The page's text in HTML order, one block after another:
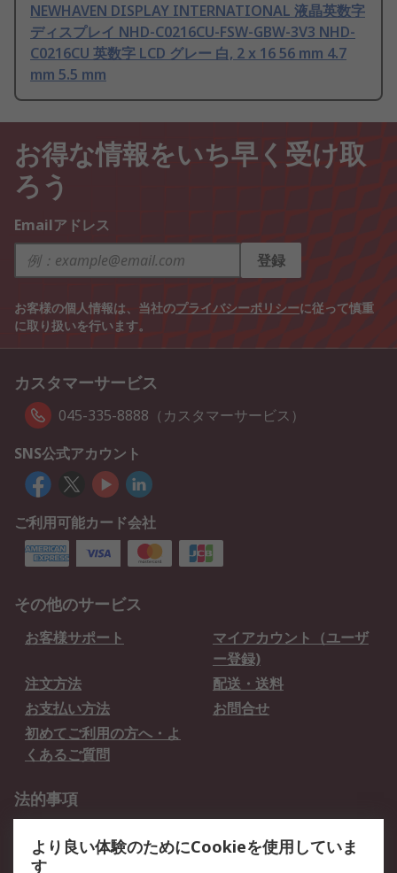
NEWHAVEN DISPLAY INTERNATIONAL 液晶英数字
ディスプレイ NHD-C0216CU-FSW-GBW-3V3 NHD-
C0216CU 英数字 LCD グレー 白, 2 x 16 56 mm 4.7
mm 5.5 mm
お得な情報をいち早く受け取
ろう
Emailアドレス
登録
お客様の個人情報は、当社のプライバシーポリシーに従って慎重
に取り扱いを行います。
カスタマーサービス
045-335-8888（カスタマーサービス）
SNS公式アカウント
ご利用可能カード会社
その他のサービス
お客様サポート
マイアカウント（ユーザ
ー登録)
注文方法
配送・送料
お支払い方法
お問合せ
初めてご利用の方へ・よ
くあるご質問
法的事項
クッキーポリシー
より良い体験のためにCookieを使用していま
す